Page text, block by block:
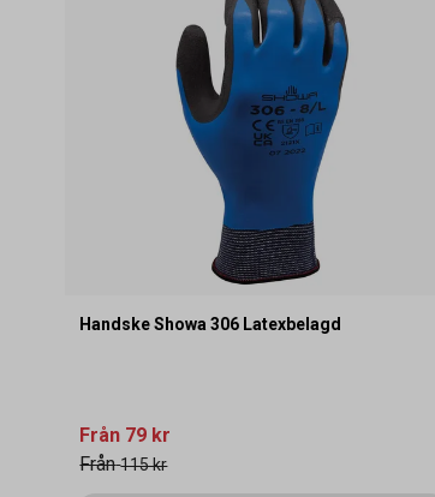
Handske Showa 306 Latexbelagd
Från 79 kr
Från 115 kr